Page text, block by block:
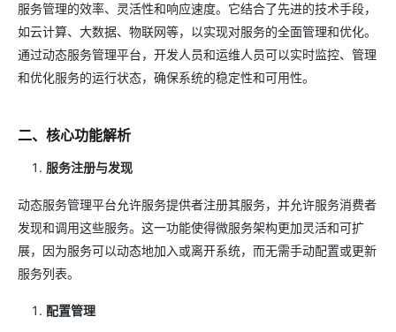
服务管理的效率、灵活性和响应速度。它结合了先进的技术手段，
如云计算、大数据、物联网等，以实现对服务的全面管理和优化。
通过动态服务管理平台，开发人员和运维人员可以实时监控、管理
和优化服务的运行状态，确保系统的稳定性和可用性。
二、核心功能解析
服务注册与发现
动态服务管理平台允许服务提供者注册其服务，并允许服务消费者
发现和调用这些服务。这一功能使得微服务架构更加灵活和可扩
展，因为服务可以动态地加入或离开系统，而无需手动配置或更新
服务列表。
配置管理